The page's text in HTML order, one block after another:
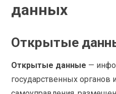
данных
Открытые
Открытые данные —
государственных органов